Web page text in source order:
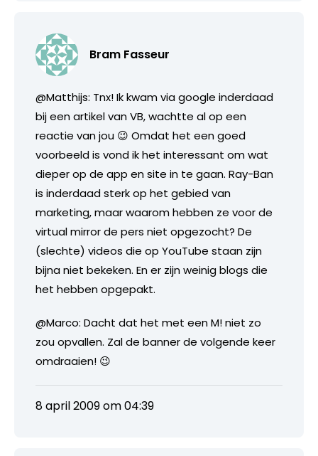
Bram Fasseur
@Matthijs: Tnx! Ik kwam via google inderdaad
bij een artikel van VB, wachtte al op een
reactie van jou 😉 Omdat het een goed
voorbeeld is vond ik het interessant om wat
dieper op de app en site in te gaan. Ray-Ban
is inderdaad sterk op het gebied van
marketing, maar waarom hebben ze voor de
virtual mirror de pers niet opgezocht? De
(slechte) videos die op YouTube staan zijn
bijna niet bekeken. En er zijn weinig blogs die
het hebben opgepakt.
@Marco: Dacht dat het met een M! niet zo
zou opvallen. Zal de banner de volgende keer
omdraaien! 😉
8 april 2009 om 04:39